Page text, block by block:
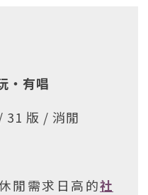
‧有唱
31 版 / 消閒
閒需求日高的社